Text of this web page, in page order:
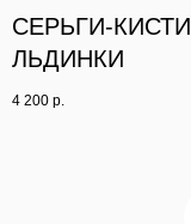
СЕРЬГИ-КИСТИ
ЛЬДИНКИ
4 200 р.